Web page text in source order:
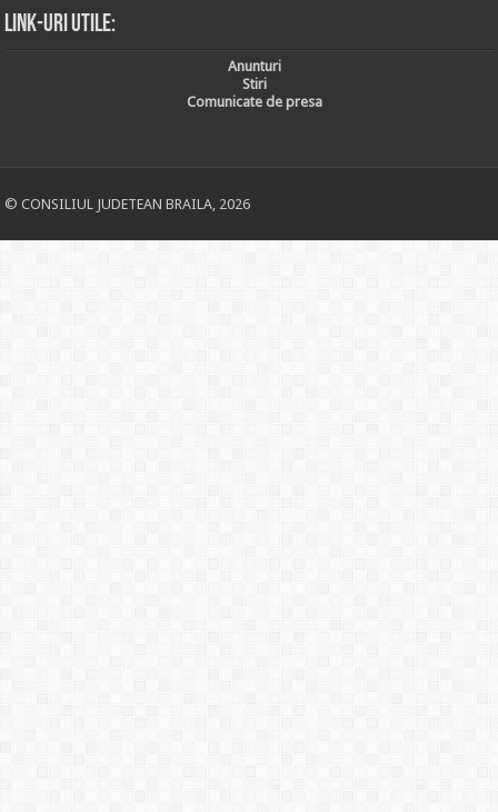
Link-uri utile:
Anunturi
Stiri
Comunicate de presa
© CONSILIUL JUDETEAN BRAILA, 2026